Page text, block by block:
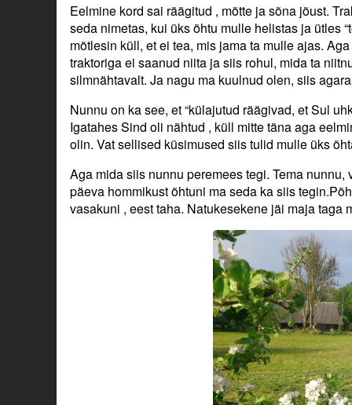
Eelmine kord sai räägitud , mõtte ja sõna jõust.
seda nimetas, kui üks õhtu mulle helistas ja ütles
mõtlesin küll, et ei tea, mis jama ta mulle ajas.
traktoriga ei saanud niita ja siis rohul, mida ta
silmnähtavalt. Ja nagu ma kuulnud olen, siis
Nunnu on ka see, et “külajutud räägivad, et Sul
Igatahes Sind oli nähtud , küll mitte täna aga
olin. Vat sellised küsimused siis tulid mulle üks
Aga mida siis nunnu peremees tegi. Tema
päeva hommikust õhtuni ma seda ka siis
vasakuni , eest taha. Natukesekene jäi maja taga